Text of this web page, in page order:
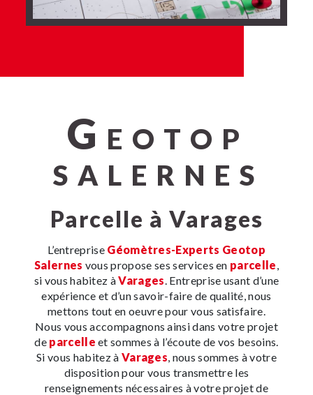
G EOTOP
SALERNES
parcelle à Varages
L’entreprise Géomètres-Experts Geotop
Salernes vous propose ses services en parcelle
si vous habitez àVarages . Entreprise usant d’une
expérience et d’un savoir-faire de qualité, nous
mettons tout en oeuvre pour vous satisfaire.
Nous vous accompagnons ainsi dans votre projet
de parcelle et sommes à l’écoute de vos besoins.
Si vous habitez à Varages , nous sommes à votre
disposition pour vous transmettre les
renseignements nécessaires à votre projet de